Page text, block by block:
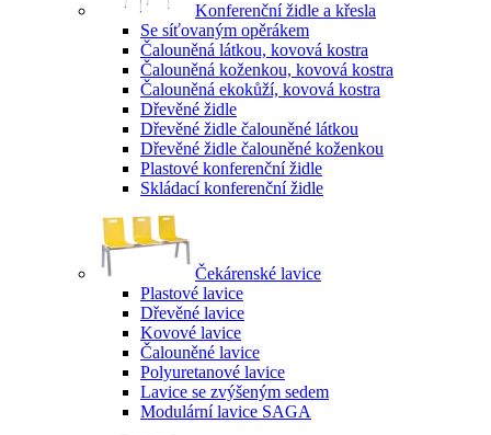
Konferenční židle a křesla
Se síťovaným opěrákem
Čalouněná látkou, kovová kostra
Čalouněná koženkou, kovová kostra
Čalouněná ekokůží, kovová kostra
Dřevěné židle
Dřevěné židle čalouněné látkou
Dřevěné židle čalouněné koženkou
Plastové konferenční židle
Skládací konferenční židle
Čekárenské lavice
Plastové lavice
Dřevěné lavice
Kovové lavice
Čalouněné lavice
Polyuretanové lavice
Lavice se zvýšeným sedem
Modulární lavice SAGA